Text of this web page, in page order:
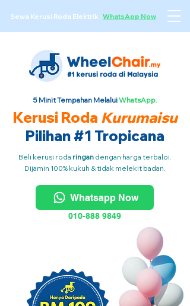
Sewa Kerusi Roda Elektrik · WhatsApp Now
5 Minit Tempahan MelaluiWhatsApp.
Kerusi Roda Kurumaisu
Pilihan #1 Tropicana
Beli kerusi roda ringan dengan harga terbaloi.
Dijamin 100% kukuh & tidak melekit badan.
Whatsapp Now
010-888 9849